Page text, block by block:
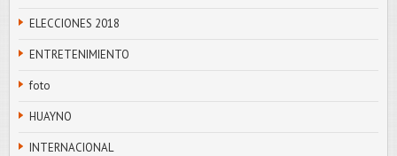
ELECCIONES 2018
ENTRETENIMIENTO
foto
HUAYNO
INTERNACIONAL